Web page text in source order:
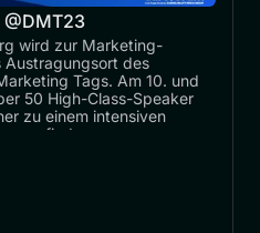
@DMT23
wird zur Marketing-
Austragungsort des
Tags. Am 10. und
50 High-Class-Speaker
zu einem intensiven